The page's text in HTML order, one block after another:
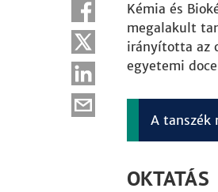
Kémia és
megalakult
irányította az
egyetemi
A tanszék
OKTATÁS